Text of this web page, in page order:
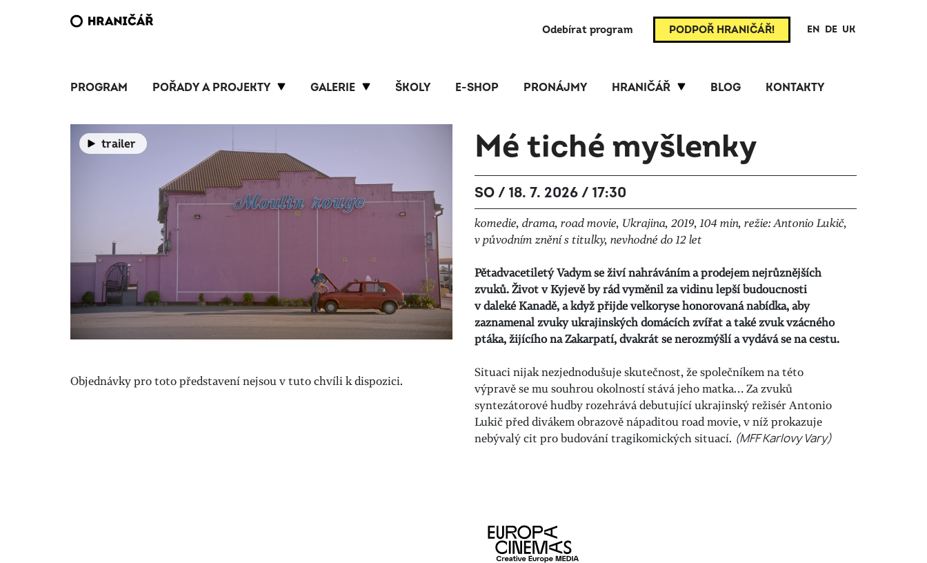
Odebírat program PODPOŘ HRANIČÁŘ! EN DE UK
PROGRAM POŘADY A PROJEKTY GALERIE ŠKOLY E-SHOP PRONÁJMY HRANIČÁŘ BLOG KONTAKTY
trailer Mé tiché myšlenky
SO / 18. 7. 2026 / 17:30
komedie, drama, road movie, Ukrajina, 2019, 104 min, režie: Antonio Lukič,
v původním znění s titulky, nevhodné do 12 let
Pětadvacetiletý Vadym se živí nahráváním a prodejem nejrůznějších
zvuků. Život v Kyjevě by rád vyměnil za vidinu lepší budoucnosti
v daleké Kanadě, a když přijde velkoryse honorovaná nabídka, aby
zaznamenal zvuky ukrajinských domácích zvířat a také zvuk vzácného
ptáka, žijícího na Zakarpatí, dvakrát se nerozmýšlí a vydává se na cestu.
Situaci nijak nezjednodušuje skutečnost, že společníkem na této
výpravě se mu souhrou okolností stává jeho matka… Za zvuků
syntezátorové hudby rozehrává debutující ukrajinský režisér Antonio
Lukič před divákem obrazově nápaditou road movie, v níž prokazuje
nebývalý cit pro budování tragikomických situací. (MFF Karlovy Vary)
Objednávky pro toto představení nejsou v tuto chvíli k dispozici.